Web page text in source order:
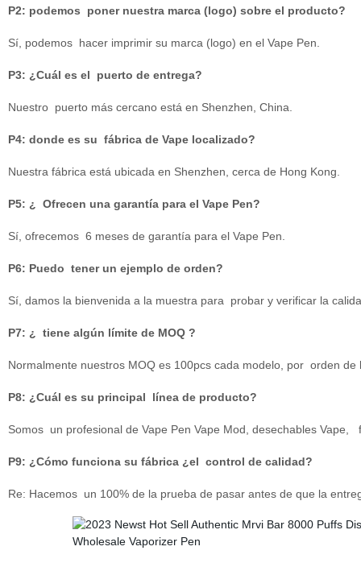
P2: podemos poner nuestra marca (logo) sobre el producto?
Sí, podemos hacer imprimir su marca (logo) en el Vape Pen.
P3: ¿Cuál es el puerto de entrega?
Nuestro puerto más cercano está en Shenzhen, China.
P4: donde es su fábrica de Vape localizado?
Nuestra fábrica está ubicada en Shenzhen, cerca de Hong Kong.
P5: ¿ Ofrecen una garantía para el Vape Pen?
Sí, ofrecemos 6 meses de garantía para el Vape Pen.
P6: Puedo tener un ejemplo de orden?
Sí, damos la bienvenida a la muestra para probar y verificar la
P7: ¿ tiene algún límite de MOQ ?
Normalmente nuestros MOQ es 100pcs cada modelo, por orden de
P8: ¿Cuál es su principal línea de producto?
Somos un profesional de Vape Pen Vape Mod, desechables Vape,
P9: ¿Cómo funciona su fábrica ¿el control de calidad?
Re: Hacemos un 100% de la prueba de pasar antes de que la